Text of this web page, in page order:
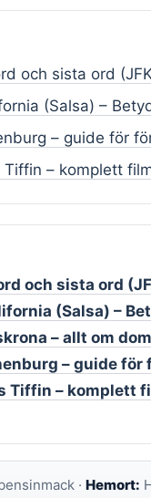
och sista ord
(Salsa) –
– guide för
Tiffin – komplett
och sista ord
(Salsa) –
– allt om
– guide för
Tiffin – komplett
· Hemort: